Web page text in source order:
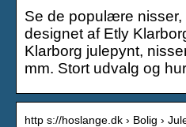
Se de populære nisser,
designet af Etly
Klarborg julepynt,
mm. Stort udvalg og
http s://hoslange.dk › Bolig ›